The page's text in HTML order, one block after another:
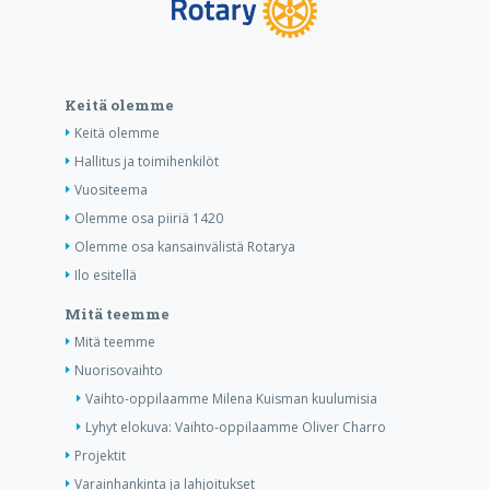
Keitä olemme
Keitä olemme
Hallitus ja toimihenkilöt
Vuositeema
Olemme osa piiriä 1420
Olemme osa kansainvälistä Rotarya
Ilo esitellä
Mitä teemme
Mitä teemme
Nuorisovaihto
Vaihto-oppilaamme Milena Kuisman kuulumisia
Lyhyt elokuva: Vaihto-oppilaamme Oliver Charro
Projektit
Varainhankinta ja lahjoitukset